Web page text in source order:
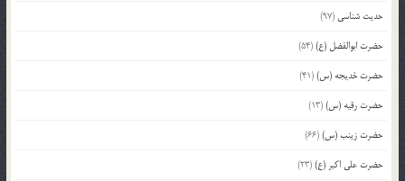
حدیث شناسی (97)
حضرت ابوالفضل (ع)(54)
حضرت خدیجه (س)(41)
حضرت رقیه (س)(13)
حضرت زینب (س)(66)
حضرت علی اکبر (ع)(23)